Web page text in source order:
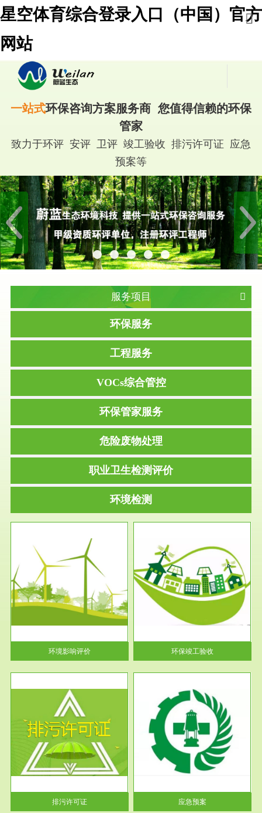
星空体育综合登录入口（中国）官方
网站
一站式环保咨询方案服务商 您值得信赖的环保
管家
致力于环评 安评 卫评 竣工验收 排污许可证 应急
预案等
服务项目
环保服务
工程服务
VOCs综合管控
环保管家服务
危险废物处理
职业卫生检测评价
环境检测
环境影响评价
服务范围
环保竣工验收
根据《建设项目环境保护管理条
例》第十七条 编制环境影响报
告书、...
环保竣工验收
排污许可证
服务范围
应急预案
根据《中华人民共和国环境保护
法》第十九条 企业事业单位应
当按照...
应急预案